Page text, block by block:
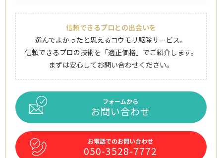
信頼できるプロとの出会いを
選んでよかったと思えるコウモリ駆除サービス。
信頼できるプロの技術を「適正価格」でご紹介します。
まずは安心してお問い合わせください。
フォームから
お問い合わせ
お電話でのお問い合わせ
050-3528-7772